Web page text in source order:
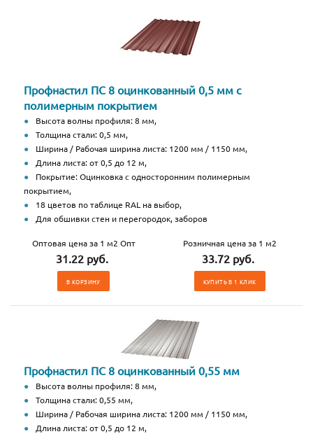
Профнастил ПС 8 оцинкованный 0,5 мм с
полимерным покрытием
Высота волны профиля: 8 мм,
Толщина стали: 0,5 мм,
Ширина / Рабочая ширина листа: 1200 мм / 1150 мм,
Длина листа: от 0,5 до 12 м,
Покрытие: Оцинковка с односторонним полимерным
покрытием,
18 цветов по таблице RAL на выбор,
Для обшивки стен и перегородок, заборов
Оптовая цена за 1 м2 Опт
31.22 руб.
В КОРЗИНУ
Розничная цена за 1 м2
33.72 руб.
КУПИТЬ В 1 КЛИК
Профнастил ПС 8 оцинкованный 0,55 мм
Высота волны профиля: 8 мм,
Толщина стали: 0,55 мм,
Ширина / Рабочая ширина листа: 1200 мм / 1150 мм,
Длина листа: от 0,5 до 12 м,